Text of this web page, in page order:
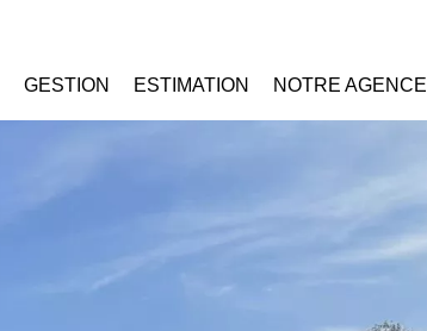
GESTION ESTIMATION NOTRE AGENCE